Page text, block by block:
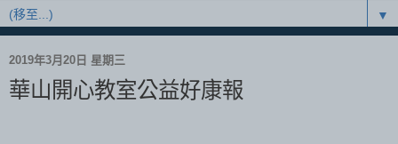
▼
2019年3月20日 星期三
華山開心教室公益好康報